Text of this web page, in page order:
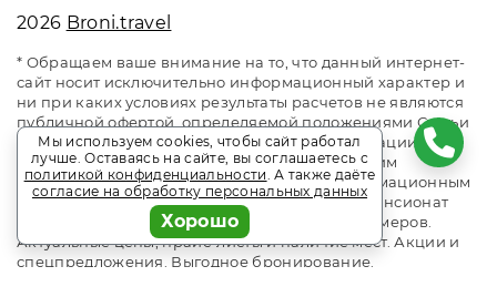
2026 Broni.travel
* Обращаем ваше внимание на то, что данный интернет-
сайт носит исключительно информационный характер и
ни при каких условиях результаты расчетов не являются
публичной офертой, определяемой положениями Статьи
437 Гражданского кодекса Российской Федерации. За
окончательным расчетом обращайтесь к нашим
менеджерам. Данный ресурс является информационным
сайтом сервиса бронирования Broni.travel. Пансионат
«Бургас» Сочи. Сайт онлайн бронирования номеров.
Актуальные цены, прайс-листы и наличие мест. Акции и
спецпредложения. Выгодное бронирование.
Мы используем cookies, чтобы сайт работал
лучше. Оставаясь на сайте, вы соглашаетесь с
политикой конфиденциальности. А также даёте
согласие на обработку персональных данных
Хорошо